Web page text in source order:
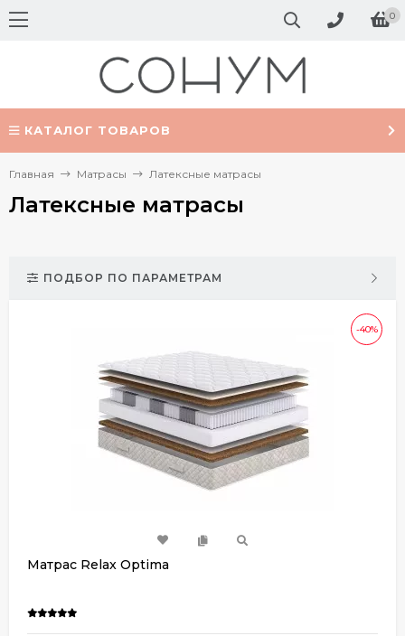
0
КАТАЛОГ ТОВАРОВ
Главная Матрасы Латексные матрасы
Латексные матрасы
ПОДБОР ПО ПАРАМЕТРАМ
-40%
Матрас Relax Optima